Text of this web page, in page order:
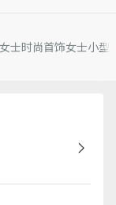
女士时尚首饰女士小型